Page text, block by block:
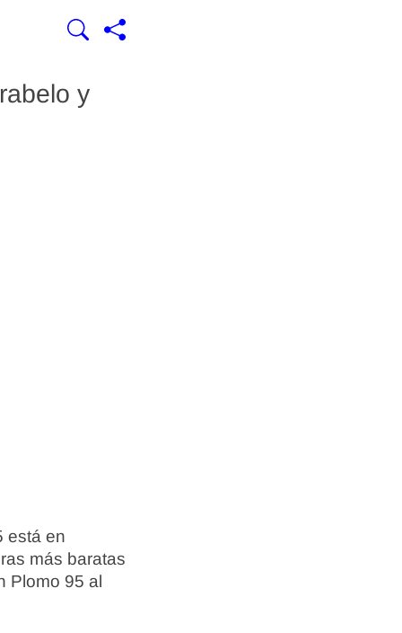
y
está en
más baratas
Plomo 95 al